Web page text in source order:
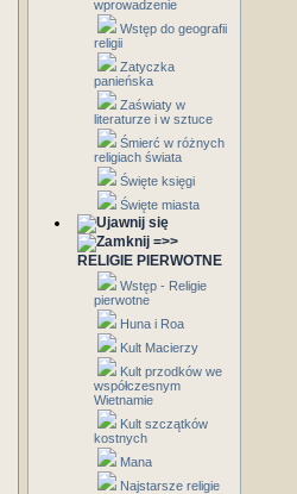
wprowadzenie
Wstęp do geografii
religii
Zatyczka
panieńska
Zaświaty w
literaturze i w sztuce
Śmierć w różnych
religiach świata
Święte księgi
Święte miasta
=>>
RELIGIE PIERWOTNE
Wstęp - Religie
pierwotne
Huna i Roa
Kult Macierzy
Kult przodków we
współczesnym
Wietnamie
Kult szczątków
kostnych
Mana
Najstarsze religie